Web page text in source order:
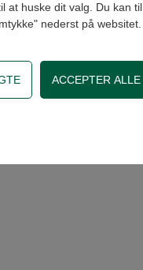
at huske dit valg. Du kan til
nederst på websitet.
adgangskontrol